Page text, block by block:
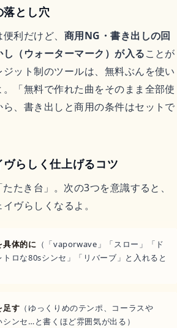
落とし穴
利だけど、 商用NG・書き出しの回
（ウォーターマーク）が入ることが
ット制のツールは、無料ぶんを使い
「無料で作れた曲をそのまま全部使
、書き出しと商用の条件はセットで
らしく仕上げるコツ
たき台」。次の3つを意識すると、
ヴらしくなるよ。
具体的に （「vaporwave」「スロー」「ド
トロな80sシンセ」「リバーブ」と入れると
足す （ゆっくりめのテンポ、コーラスや
ンセ…と書くほど雰囲気が出る）